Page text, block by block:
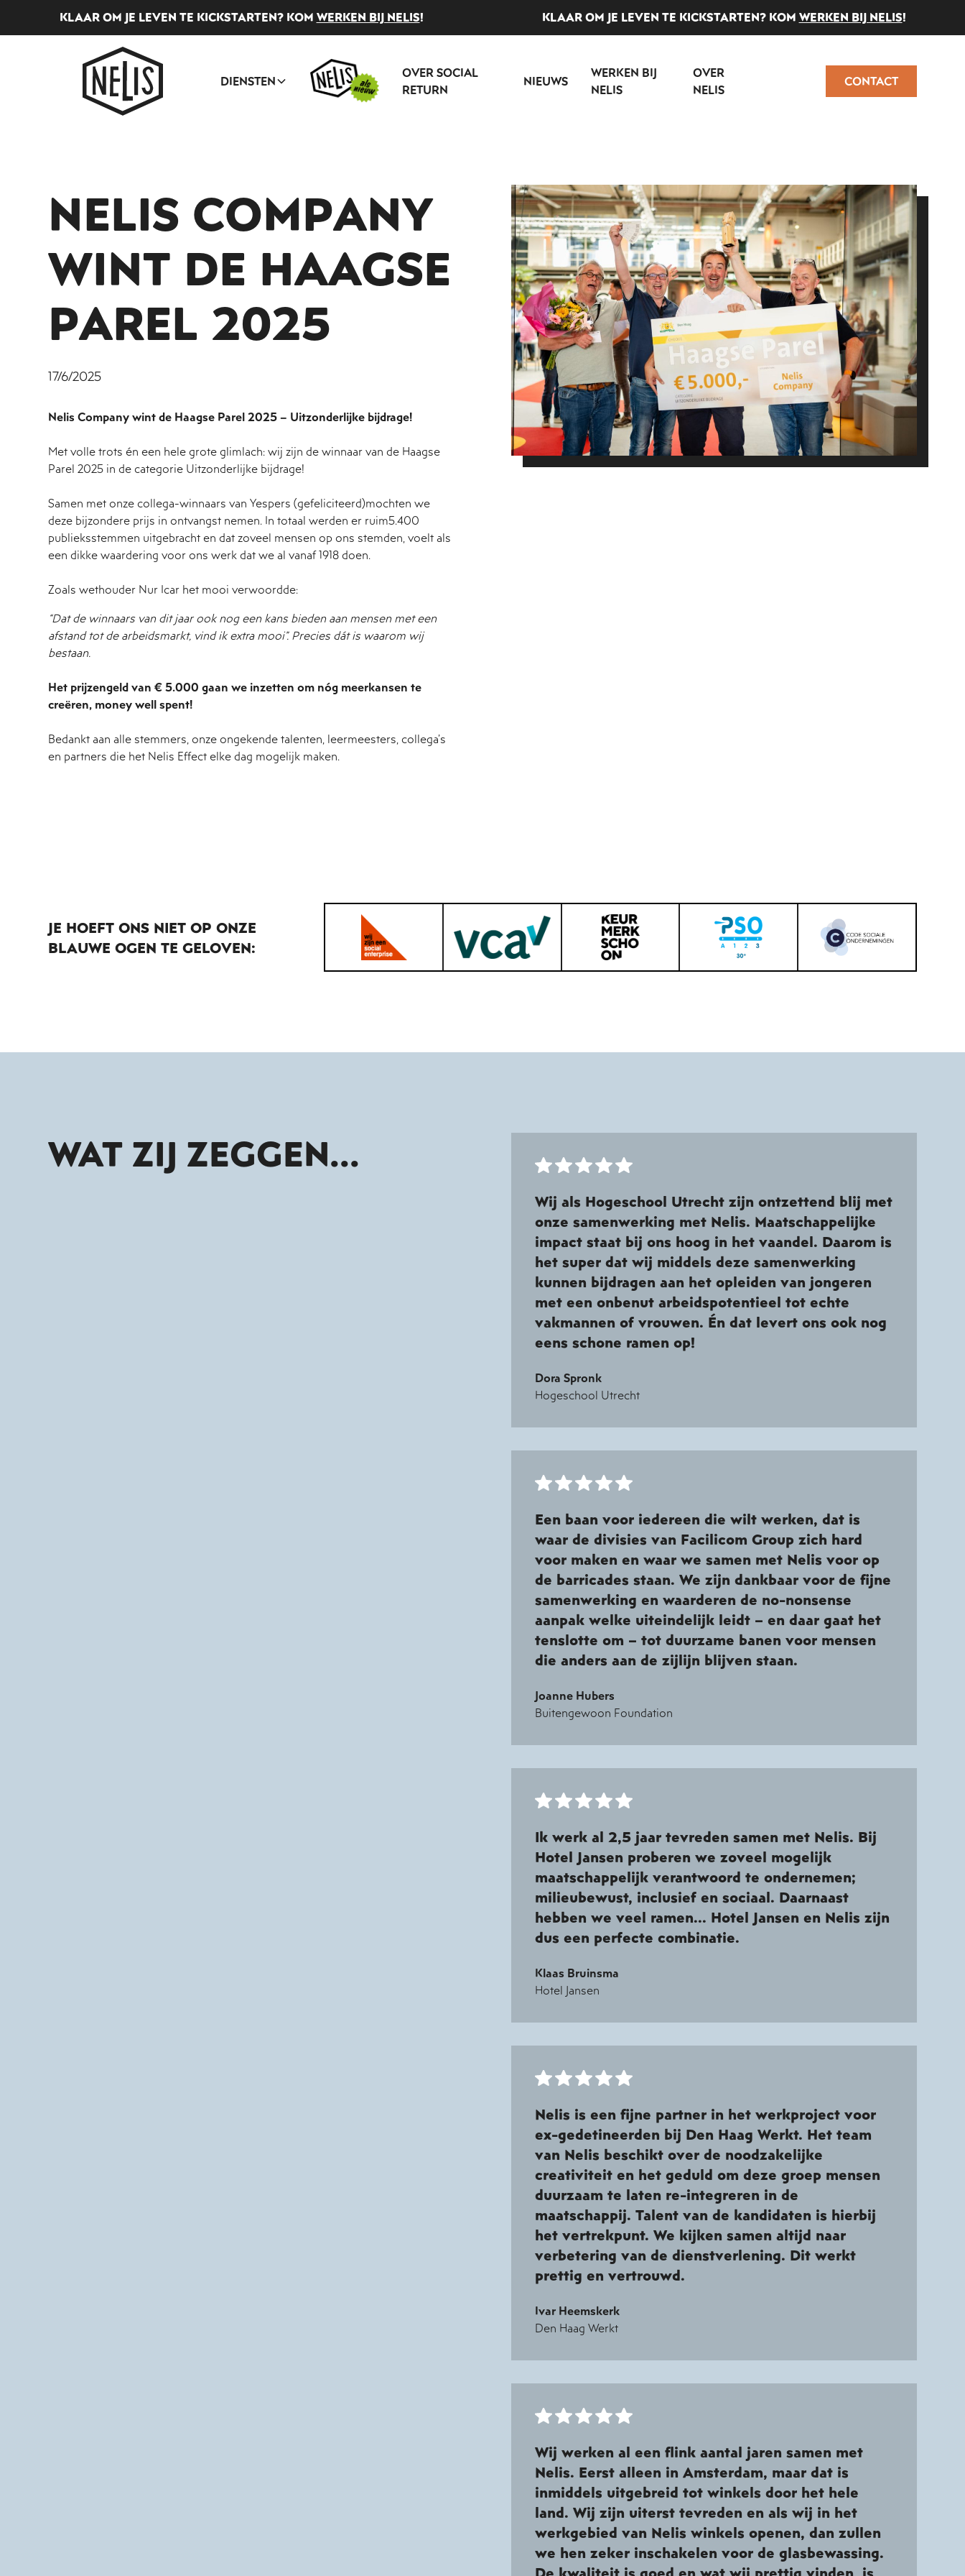
KLAAR OM JE LEVEN TE KICKSTARTEN? KOM WERKEN BIJ NELIS! KLAAR OM JE LEVEN TE KICKSTARTEN? KOM WERKEN BIJ NELIS!
DIENSTEN
OVER SOCIAL
RETURN
NIEUWS
WERKEN BIJ
NELIS
OVER
NELIS
CONTACT
NELIS COMPANY
WINT DE HAAGSE
PAREL 2025
17/6/2025
Nelis Company wint de Haagse Parel 2025 – Uitzonderlijke bijdrage!
Met volle trots én een hele grote glimlach: wij zijn de winnaar van de Haagse
Parel 2025 in de categorie Uitzonderlijke bijdrage!
Samen met onze collega-winnaars van Yespers (gefeliciteerd)mochten we
deze bijzondere prijs in ontvangst nemen. In totaal werden er ruim5.400
publieksstemmen uitgebracht en dat zoveel mensen op ons stemden, voelt als
een dikke waardering voor ons werk dat we al vanaf 1918 doen.
Zoals wethouder Nur Icar het mooi verwoordde:
“Dat de winnaars van dit jaar ook nog een kans bieden aan mensen met een
afstand tot de arbeidsmarkt, vind ik extra mooi”. Precies dát is waarom wij
bestaan.
Het prijzengeld van € 5.000 gaan we inzetten om nóg meerkansen te
creëren, money well spent!
Bedankt aan alle stemmers, onze ongekende talenten, leermeesters, collega’s
en partners die het Nelis Effect elke dag mogelijk maken.
JE HOEFT ONS NIET OP ONZE
BLAUWE OGEN TE GELOVEN:
WAT ZIJ ZEGGEN...
Wij als Hogeschool Utrecht zijn ontzettend blij met
onze samenwerking met Nelis. Maatschappelijke
impact staat bij ons hoog in het vaandel. Daarom is
het super dat wij middels deze samenwerking
kunnen bijdragen aan het opleiden van jongeren
met een onbenut arbeidspotentieel tot echte
vakmannen of vrouwen. Én dat levert ons ook nog
eens schone ramen op!
Dora Spronk
Hogeschool Utrecht
Een baan voor iedereen die wilt werken, dat is
waar de divisies van Facilicom Group zich hard
voor maken en waar we samen met Nelis voor op
de barricades staan. We zijn dankbaar voor de fijne
samenwerking en waarderen de no-nonsense
aanpak welke uiteindelijk leidt – en daar gaat het
tenslotte om – tot duurzame banen voor mensen
die anders aan de zijlijn blijven staan.
Joanne Hubers
Buitengewoon Foundation
Ik werk al 2,5 jaar tevreden samen met Nelis. Bij
Hotel Jansen proberen we zoveel mogelijk
maatschappelijk verantwoord te ondernemen;
milieubewust, inclusief en sociaal. Daarnaast
hebben we veel ramen... Hotel Jansen en Nelis zijn
dus een perfecte combinatie.
Klaas Bruinsma
Hotel Jansen
Nelis is een fijne partner in het werkproject voor
ex-gedetineerden bij Den Haag Werkt. Het team
van Nelis beschikt over de noodzakelijke
creativiteit en het geduld om deze groep mensen
duurzaam te laten re-integreren in de
maatschappij. Talent van de kandidaten is hierbij
het vertrekpunt. We kijken samen altijd naar
verbetering van de dienstverlening. Dit werkt
prettig en vertrouwd.
Ivar Heemskerk
Den Haag Werkt
Wij werken al een flink aantal jaren samen met
Nelis. Eerst alleen in Amsterdam, maar dat is
inmiddels uitgebreid tot winkels door het hele
land. Wij zijn uiterst tevreden en als wij in het
werkgebied van Nelis winkels openen, dan zullen
we hen zeker inschakelen voor de glasbewassing.